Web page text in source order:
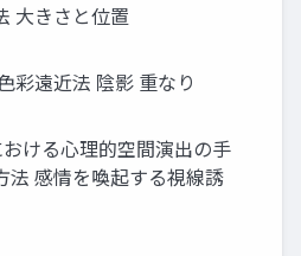
大きさと位置
彩遠近法 陰影 重なり
おける心理的空間演出の手
法 感情を喚起する視線誘